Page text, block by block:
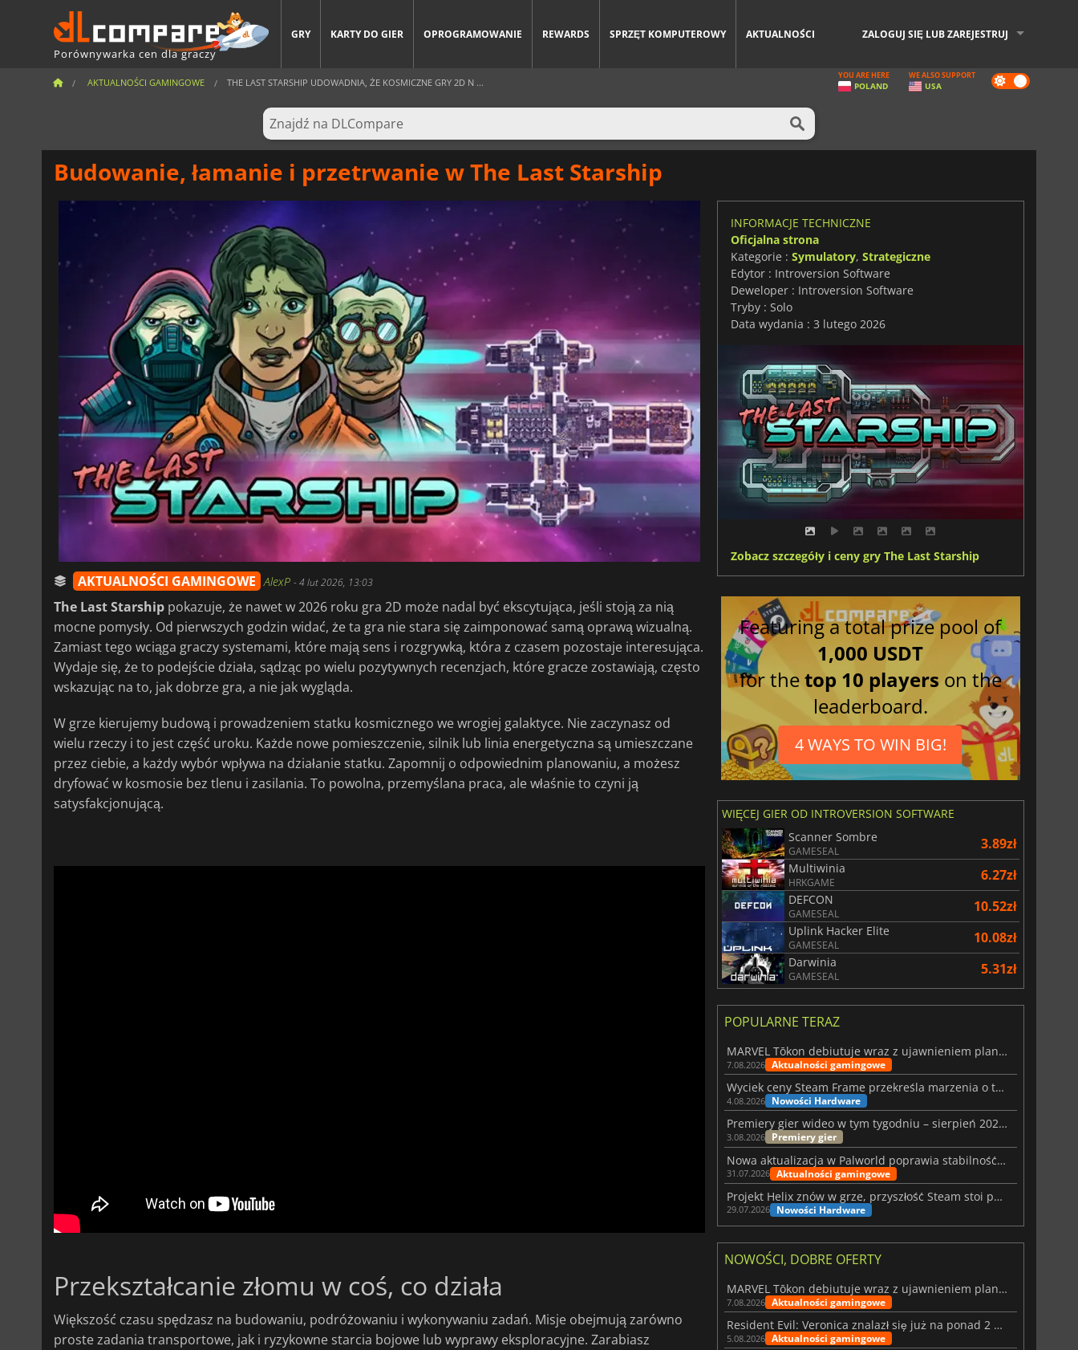
Porównywarka cen dla graczy
GRY KARTY DO GIER OPROGRAMOWANIE REWARDS SPRZĘT KOMPUTEROWY AKTUALNOŚCI ZALOGUJ SIĘ LUB ZAREJESTRUJ
AKTUALNOŚCI GAMINGOWE THE LAST STARSHIP UDOWADNIA, ŻE KOSMICZNE GRY 2D N ... Dark
mode
YOU ARE HERE
POLAND
WE ALSO SUPPORT
USA
Budowanie, łamanie i przetrwanie w The Last Starship
AKTUALNOŚCI GAMINGOWE AlexP -4 lut 2026, 13:03
The Last Starship pokazuje, że nawet w 2026 roku gra 2D może nadal być ekscytująca, jeśli stoją za nią
mocne pomysły. Od pierwszych godzin widać, że ta gra nie stara się zaimponować samą oprawą wizualną.
Zamiast tego wciąga graczy systemami, które mają sens i rozgrywką, która z czasem pozostaje interesująca.
Wydaje się, że to podejście działa, sądząc po wielu pozytywnych recenzjach, które gracze zostawiają, często
wskazując na to, jak dobrze gra, a nie jak wygląda.
W grze kierujemy budową i prowadzeniem statku kosmicznego we wrogiej galaktyce. Nie zaczynasz od
wielu rzeczy i to jest część uroku. Każde nowe pomieszczenie, silnik lub linia energetyczna są umieszczane
przez ciebie, a każdy wybór wpływa na działanie statku. Zapomnij o odpowiednim planowaniu, a możesz
dryfować w kosmosie bez tlenu i zasilania. To powolna, przemyślana praca, ale właśnie to czyni ją
satysfakcjonującą.
Przekształcanie złomu w coś, co działa
Większość czasu spędzasz na budowaniu, podróżowaniu i wykonywaniu zadań. Misje obejmują zarówno
proste zadania transportowe, jak i ryzykowne starcia bojowe lub wyprawy eksploracyjne. Zarabiasz
INFORMACJE TECHNICZNE
Oficjalna strona
Kategorie : Symulatory, Strategiczne
Edytor : Introversion Software
Deweloper : Introversion Software
Tryby : Solo
Data wydania : 3 lutego 2026
Zobacz szczegóły i ceny gry The Last Starship
Featuring a total prize pool of
1,000 USDT
for thetop 10 players on the
leaderboard.
4 WAYS TO WIN BIG!
WIĘCEJ GIER OD INTROVERSION SOFTWARE
Scanner Sombre
GAMESEAL 3.89zł
Multiwinia
HRKGAME 6.27zł
DEFCON
GAMESEAL 10.52zł
Uplink Hacker Elite
GAMESEAL 10.08zł
Darwinia
GAMESEAL 5.31zł
POPULARNE TERAZ
MARVEL Tōkon debiutuje wraz z ujawnieniem planu rozwoju na pierwszy rok
7.08.2026 Aktualności gamingowe
Wyciek ceny Steam Frame przekreśla marzenia o tanim zestawie VR
4.08.2026 Nowości Hardware
Premiery gier wideo w tym tygodniu – sierpień 2026 r. (32. tydzień)
3.08.2026 Premiery gier
Nowa aktualizacja w Palworld poprawia stabilność Sunreach i walk z bossami
31.07.2026 Aktualności gamingowe
Projekt Helix znów w grze, przyszłość Steam stoi pod znakiem zapytania
29.07.2026 Nowości Hardware
NOWOŚCI, DOBRE OFERTY
MARVEL Tōkon debiutuje wraz z ujawnieniem planu rozwoju na pierwszy rok
7.08.2026 Aktualności gamingowe
Resident Evil: Veronica znalazł się już na ponad 2 milionach list życzeń
5.08.2026 Aktualności gamingowe